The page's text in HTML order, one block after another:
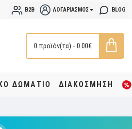
B2B ΛΟΓΑΡΙΑΣΜΌΣ BLOG
0 προϊόν(τα) - 0.00€
ΔΩΜΑΤΙΟ ΔΙΑΚΟΣΜΗΣΗ